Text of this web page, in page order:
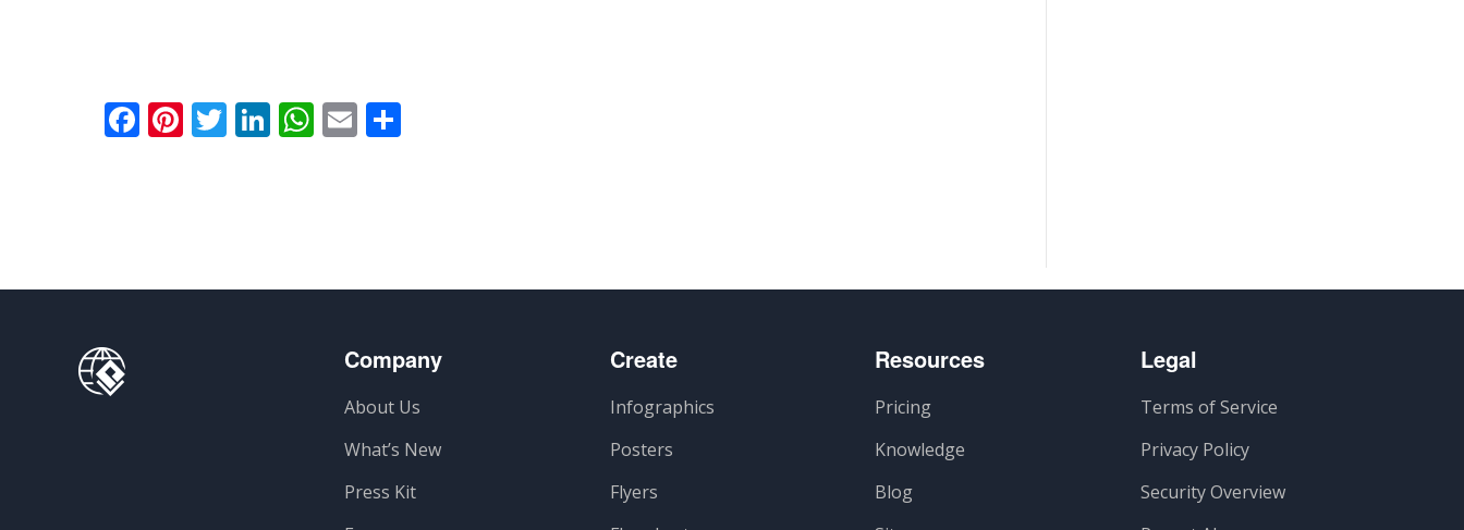
Facebook
Pinterest
Twitter
LinkedIn
WhatsApp
Email
Company
About Us
What’s New
Press Kit
Create
Infographics
Posters
Flyers
Resources
Pricing
Knowledge
Blog
Legal
Terms of Service
Privacy Policy
Security Overview